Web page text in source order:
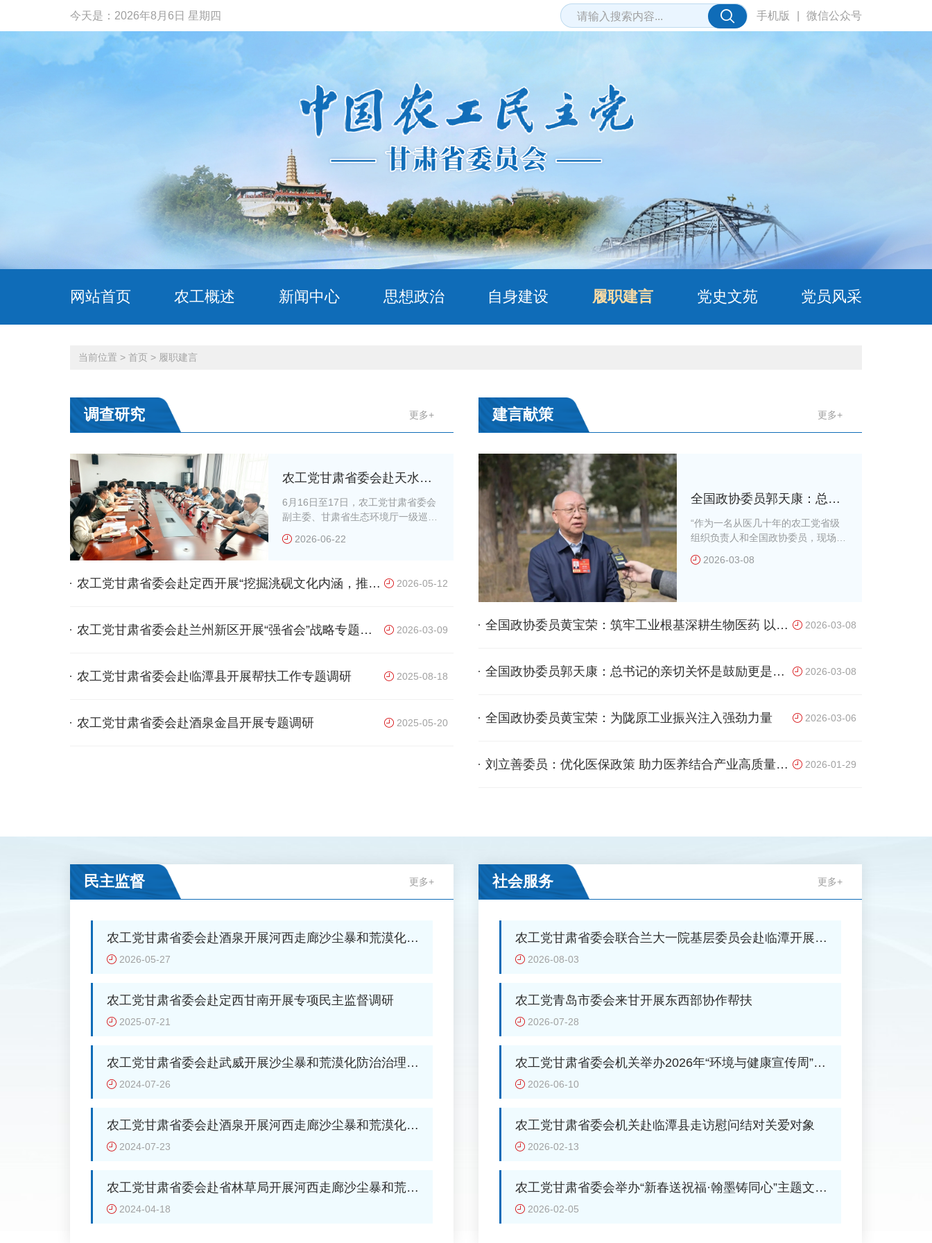
今天是： 2026年8月6日 星期四 手机版 微信公众号
网站首页 农工概述 新闻中心 思想政治 自身建设 履职建言 党史文苑 党员风采
当前位置 > 首页 > 履职建言
调查研究 更多+
农工党甘肃省委会赴天水兰
州开展“推动生物医药产业创
新发展，培育发展新动能”专
题调研
6月16日至17日，农工党甘肃省委会
副主委、甘肃省生态环境厅一级巡视
员王向机带队分别赴天水市、兰州高
新区开展“推动生物医药产业创新发
水市政协副主席、农工党天水市委会
主委杨铁森，农工党兰州市委会主委
2026-06-22
农工党甘肃省委会赴定西开展“挖掘洮砚文化内涵，推动
2026-05-12
农工党甘肃省委会赴兰州新区开展“强省会”战略专题调
2026-03-09
农工党甘肃省委会赴临潭县开展帮扶工作专题调研 2025-08-18
农工党甘肃省委会赴酒泉金昌开展专题调研 2025-05-20
建言献策 更多+
全国政协委员郭天康：总书
记的亲切关怀是鼓励更是鞭
策
“作为一名从医几十年的农工党省级
组织负责人和全国政协委员，现场聆
听了总书记的重要讲话，深受鼓舞、
倍感振奋、温暖于心。讲话高瞻远
央军委主席习近平看望了参加全国政
障界委员，并参加联组会，听取意见
时，分享了现场聆听习近平总书记重
要讲话的感受与思考。“总书记认真
话，进一步了解相关情况。”郭天康
的笔记本上，记录了健康优先发展战
2026-03-08
全国政协委员黄宝荣：筑牢工业根基深耕生物医药 以高
2026-03-08
全国政协委员郭天康：总书记的亲切关怀是鼓励更是鞭
2026-03-08
全国政协委员黄宝荣：为陇原工业振兴注入强劲力量 2026-03-06
刘立善委员：优化医保政策 助力医养结合产业高质量发
2026-01-29
民主监督 更多+
农工党甘肃省委会赴酒泉开展河西走廊沙尘暴和荒漠化防
治治理专项民主监督调研
2026-05-27
农工党甘肃省委会赴定西甘南开展专项民主监督调研
2025-07-21
农工党甘肃省委会赴武威开展沙尘暴和荒漠化防治治理专
项民主监督调研
2024-07-26
农工党甘肃省委会赴酒泉开展河西走廊沙尘暴和荒漠化防
治治理专项民主监督调研
2024-07-23
农工党甘肃省委会赴省林草局开展河西走廊沙尘暴和荒漠
化防治治理情况调研
2024-04-18
社会服务 更多+
农工党甘肃省委会联合兰大一院基层委员会赴临潭开展健
康义诊活动
2026-08-03
农工党青岛市委会来甘开展东西部协作帮扶
2026-07-28
农工党甘肃省委会机关举办2026年“环境与健康宣传周”系
列活动
2026-06-10
农工党甘肃省委会机关赴临潭县走访慰问结对关爱对象
2026-02-13
农工党甘肃省委会举办“新春送祝福·翰墨铸同心”主题文化
活动2026-02-05